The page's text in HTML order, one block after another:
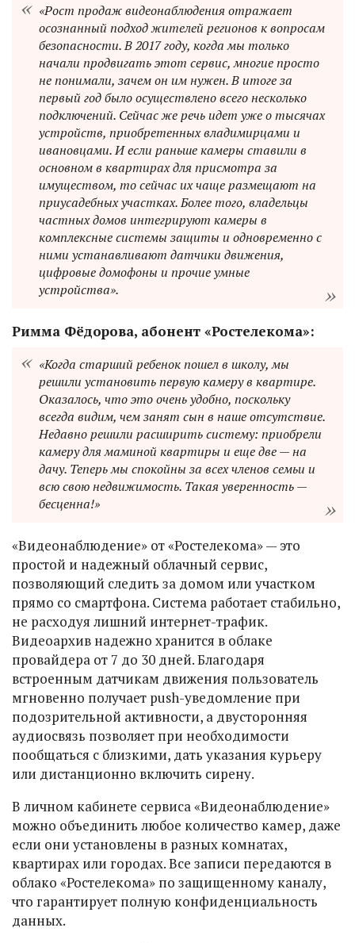
«Рост продаж видеонаблюдения отражает
осознанный подход жителей регионов к вопросам
безопасности. В 2017 году, когда мы только
начали продвигать этот сервис, многие просто
не понимали, зачем он им нужен. В итоге за
первый год было осуществлено всего несколько
подключений. Сейчас же речь идет уже о тысячах
устройств, приобретенных владимирцами и
ивановцами. И если раньше камеры ставили в
основном в квартирах для присмотра за
имуществом, то сейчас их чаще размещают на
приусадебных участках. Более того, владельцы
частных домов интегрируют камеры в
комплексные системы защиты и одновременно с
ними устанавливают датчики движения,
цифровые домофоны и прочие умные
устройства».
Римма Фёдорова, абонент «Ростелекома»:
«Когда старший ребенок пошел в школу, мы
решили установить первую камеру в квартире.
Оказалось, что это очень удобно, поскольку
всегда видим, чем занят сын в наше отсутствие.
Недавно решили расширить систему: приобрели
камеру для маминой квартиры и еще две — на
дачу. Теперь мы спокойны за всех членов семьи и
всю свою недвижимость. Такая уверенность —
бесценна!»
«Видеонаблюдение» от «Ростелекома» — это
простой и надежный облачный сервис,
позволяющий следить за домом или участком
прямо со смартфона. Система работает стабильно,
не расходуя лишний интернет-трафик.
Видеоархив надежно хранится в облаке
провайдера от 7 до 30 дней. Благодаря
встроенным датчикам движения пользователь
мгновенно получает push-уведомление при
подозрительной активности, а двусторонняя
аудиосвязь позволяет при необходимости
пообщаться с близкими, дать указания курьеру
или дистанционно включить сирену.
В личном кабинете сервиса «Видеонаблюдение»
можно объединить любое количество камер, даже
если они установлены в разных комнатах,
квартирах или городах. Все записи передаются в
облако «Ростелекома» по защищенному каналу,
что гарантирует полную конфиденциальность
данных.